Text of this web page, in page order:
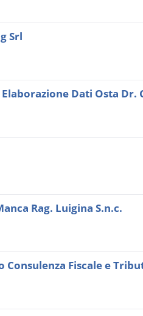
Srl
Dati Osta Dr.
Rag. Luigina S.n.c.
Consulenza Fiscale e